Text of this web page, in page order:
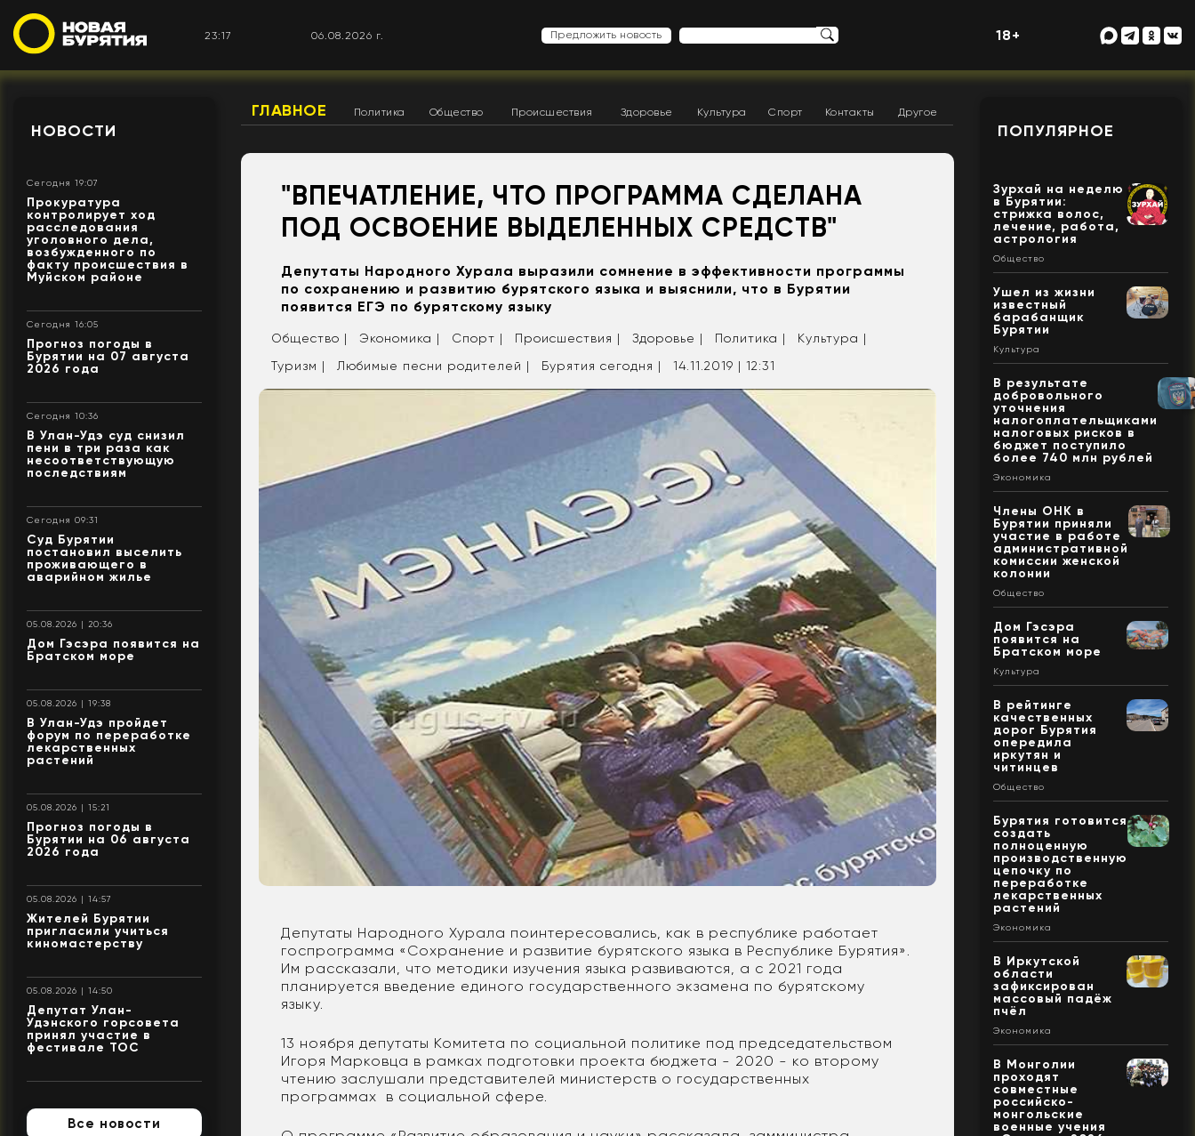
23:17 06.08.2026 г. Предложить новость 18+
НОВОСТИ
Сегодня 19:07
Прокуратура
контролирует ход
расследования
уголовного дела,
возбужденного по
факту происшествия в
Муйском районе
Сегодня 16:05
Прогноз погоды в
Бурятии на 07 августа
2026 года
Сегодня 10:36
В Улан-Удэ суд снизил
пени в три раза как
несоответствующую
последствиям
Сегодня 09:31
Суд Бурятии
постановил выселить
проживающего в
аварийном жилье
05.08.2026 | 20:36
Дом Гэсэра появится на
Братском море
05.08.2026 | 19:38
В Улан-Удэ пройдет
форум по переработке
лекарственных
растений
05.08.2026 | 15:21
Прогноз погоды в
Бурятии на 06 августа
2026 года
05.08.2026 | 14:57
Жителей Бурятии
пригласили учиться
киномастерству
05.08.2026 | 14:50
Депутат Улан-
Удэнского горсовета
принял участие в
фестивале ТОС
Все новости
ГЛАВНОЕ Политика Общество Происшествия Здоровье Культура Спорт Контакты Другое
"ВПЕЧАТЛЕНИЕ, ЧТО ПРОГРАММА СДЕЛАНА
ПОД ОСВОЕНИЕ ВЫДЕЛЕННЫХ СРЕДСТВ"
Депутаты Народного Хурала выразили сомнение в эффективности программы
по сохранению и развитию бурятского языка и выяснили, что в Бурятии
появится ЕГЭ по бурятскому языку
Общество | Экономика | Спорт | Происшествия | Здоровье | Политика |
Культура |
Туризм |
Любимые песни родителей | Бурятия сегодня | 14.11.2019 | 12:31
Депутаты Народного Хурала поинтересовались, как в республике работает
госпрограмма «Сохранение и развитие бурятского языка в Республике Бурятия».
Им рассказали, что методики изучения языка развиваются, а с 2021 года
планируется введение единого государственного экзамена по бурятскому
языку.
13 ноября депутаты Комитета по социальной политике под председательством
Игоря Марковца в рамках подготовки проекта бюджета - 2020 - ко второму
чтению заслушали представителей министерств о государственных
программах в социальной сфере.
ПОПУЛЯРНОЕ
Зурхай на неделю
в Бурятии:
стрижка волос,
лечение, работа,
астрология
Общество
Ушел из жизни
известный
барабанщик
Бурятии
Культура
В результате
добровольного
уточнения
налогоплательщиками
налоговых рисков в
бюджет поступило
более 740 млн рублей
Экономика
Члены ОНК в
Бурятии приняли
участие в работе
административной
комиссии женской
колонии
Общество
Дом Гэсэра
появится на
Братском море
Культура
В рейтинге
качественных
дорог Бурятия
опередила
иркутян и
читинцев
Общество
Бурятия готовится
создать
полноценную
производственную
цепочку по
переработке
лекарственных
растений
Экономика
В Иркутской
области
зафиксирован
массовый падёж
пчёл
Экономика
В Монголии
проходят
совместные
российско-
монгольские
военные учения